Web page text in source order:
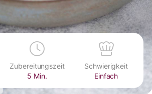
Zubereitungszeit
5 Min.
Schwierigkeit
Einfach